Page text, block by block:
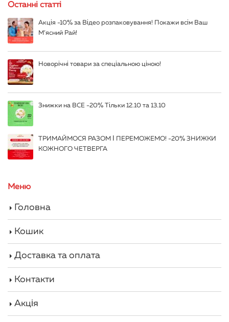
Останні статті
Акція -10% за Відео розпаковування! Покажи всім Ваш
М’ясний Рай!
Новорічні товари за спеціальною ціною!
Знижки на ВСЕ -20% Тільки 12.10 та 13.10
ТРИМАЙМОСЯ РАЗОМ І ПЕРЕМОЖЕМО! -20% ЗНИЖКИ
КОЖНОГО ЧЕТВЕРГА
Меню
Головна
Кошик
Доставка та оплата
Контакти
Акція